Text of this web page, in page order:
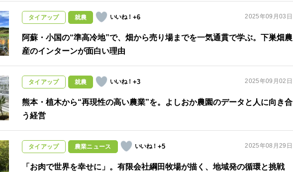
タイアップ 就農 +6 2025年09月03日
阿蘇・小国の“準高冷地”で、畑から売り場までを一気通貫で学ぶ。下巣畑農
産のインターンが面白い理由
タイアップ 就農 +3 2025年09月02日
熊本・植木から“再現性の高い農業”を。よしおか農園のデータと人に向き合
う経営
タイアップ 農業ニュース +5 2025年08月29日
「お肉で世界を幸せに」。有限会社綱田牧場が描く、地域発の循環と挑戦